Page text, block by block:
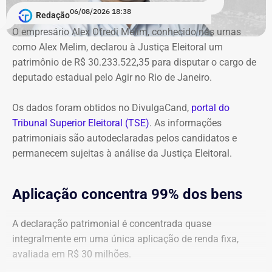
cálculos atualizados apresentados à Justiça, o
ressarcimento ao erário, originalmente fixado em R$
234,4 milhões, chega hoje a R$ 2,55 bilhões. O MP ainda
cobra R$ 778,9 mil de multa civil e R$ 11,9 milhões por
danos morais coletivos.
Globo”
Redação06/08/2026 18:38
O empresário Alex Ofredi Melim, conhecido nas urnas
como Alex Melim, declarou à Justiça Eleitoral um
patrimônio de R$ 30.233.522,35 para disputar o cargo de
deputado estadual pelo Agir no Rio de Janeiro.
Os dados foram obtidos no DivulgaCand, portal do
Tribunal Superior Eleitoral (TSE). As informações
patrimoniais são autodeclaradas pelos candidatos e
permanecem sujeitas à análise da Justiça Eleitoral.
Aplicação concentra 99% dos bens
A declaração patrimonial é concentrada quase
integralmente em uma única aplicação de renda fixa,
avaliada em R$ 30 milhões.